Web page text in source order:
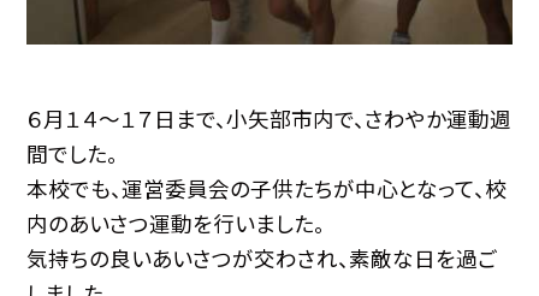
６月１４〜１７日まで、小矢部市内で、さわやか運動週
間でした。
本校でも、運営委員会の子供たちが中心となって、校
内のあいさつ運動を行いました。
気持ちの良いあいさつが交わされ、素敵な日を過ご